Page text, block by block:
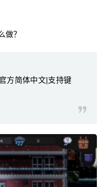
？
方简体中文|支持键